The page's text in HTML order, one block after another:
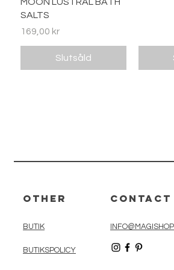
MOON LUSTRAL BATH
SALTS
Pris
169,00 kr
Slutsåld
Other Contact
BUTIK
BUTIKSPOLICY